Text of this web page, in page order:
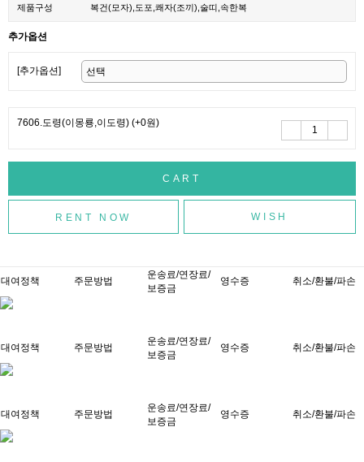
제품구성 복건(모자),도포,쾌자(조끼),술띠,속한복
추가옵션
[추가옵션]
7606.도령(이몽룡,이도령) (+0원)
WISH
대여정책 주문방법
운송료/연장료/
보증금
영수증 취소/환불/파손
대여정책 주문방법
운송료/연장료/
보증금
영수증 취소/환불/파손
대여정책 주문방법
운송료/연장료/
보증금
영수증 취소/환불/파손